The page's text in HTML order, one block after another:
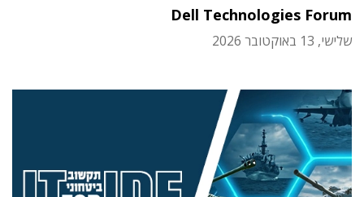
Dell Technologies Forum
שלישי, 13 באוקטובר 2026